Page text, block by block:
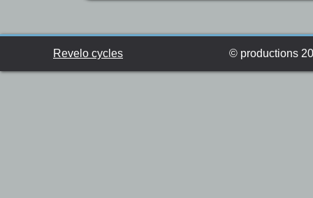
Revelo cycles © productions